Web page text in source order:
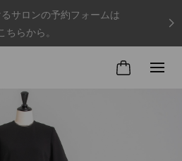
サロンの予約フォームは
ちらから。